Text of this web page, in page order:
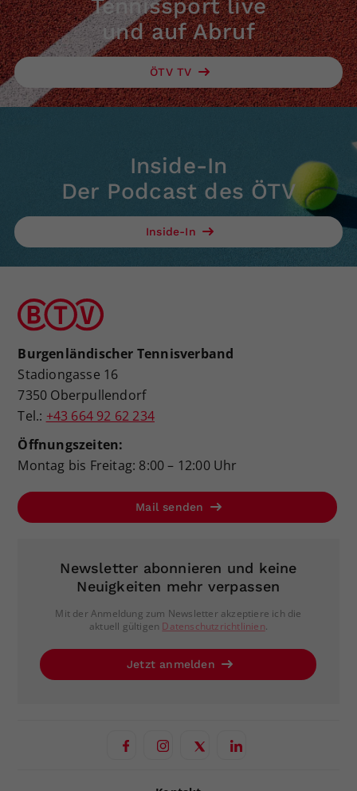
Tennissport live
und auf Abruf
ÖTV TV
Inside-In
Der Podcast des ÖTV
Inside-In
Burgenländischer Tennisverband
Stadiongasse 16
7350 Oberpullendorf
Tel.: +43 664 92 62 234
Öffnungszeiten:
Montag bis Freitag: 8:00 – 12:00 Uhr
Mail senden
Newsletter abonnieren und keine
Neuigkeiten mehr verpassen
Mit der Anmeldung zum Newsletter akzeptiere ich die
aktuell gültigen Datenschutzrichtlinien.
Jetzt anmelden